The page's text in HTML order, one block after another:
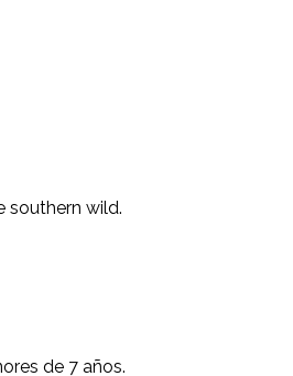
southern wild.
de 7 años.